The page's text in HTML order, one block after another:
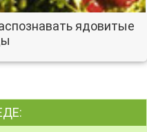
ядовитые